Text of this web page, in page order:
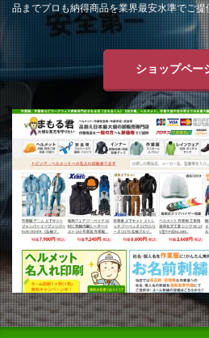
品までプロも納得商品を業界最安水準でご提
ショップペー